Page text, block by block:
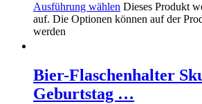
Ausführung wählen Dieses Produkt
auf. Die Optionen können auf der
werden
Bier-Flaschenhalter
Geburtstag …